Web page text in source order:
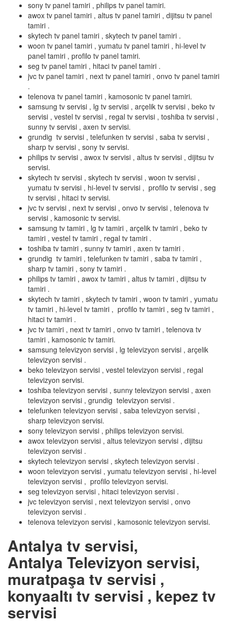
sony tv panel tamiri , philips tv panel tamiri.
awox tv panel tamiri , altus tv panel tamiri , dijitsu tv panel
tamiri .
skytech tv panel tamiri , skytech tv panel tamiri .
woon tv panel tamiri , yumatu tv panel tamiri , hi-level tv
panel tamiri , profilo tv panel tamiri.
seg tv panel tamiri , hitaci tv panel tamiri .
jvc tv panel tamiri , next tv panel tamiri , onvo tv panel tamiri
.
telenova tv panel tamiri , kamosonic tv panel tamiri.
samsung tv servisi , lg tv servisi , arçelik tv servisi , beko tv
servisi , vestel tv servisi , regal tv servisi , toshiba tv servisi ,
sunny tv servisi , axen tv servisi.
grundig tv servisi , telefunken tv servisi , saba tv servisi ,
sharp tv servisi , sony tv servisi.
philips tv servisi , awox tv servisi , altus tv servisi , dijitsu tv
servisi.
skytech tv servisi , skytech tv servisi , woon tv servisi ,
yumatu tv servisi , hi-level tv servisi , profilo tv servisi , seg
tv servisi , hitaci tv servisi.
jvc tv servisi , next tv servisi , onvo tv servisi , telenova tv
servisi , kamosonic tv servisi.
samsung tv tamiri , lg tv tamiri , arçelik tv tamiri , beko tv
tamiri , vestel tv tamiri , regal tv tamiri .
toshiba tv tamiri , sunny tv tamiri , axen tv tamiri .
grundig tv tamiri , telefunken tv tamiri , saba tv tamiri ,
sharp tv tamiri , sony tv tamiri .
philips tv tamiri , awox tv tamiri , altus tv tamiri , dijitsu tv
tamiri .
skytech tv tamiri , skytech tv tamiri , woon tv tamiri , yumatu
tv tamiri , hi-level tv tamiri , profilo tv tamiri , seg tv tamiri ,
hitaci tv tamiri .
jvc tv tamiri , next tv tamiri , onvo tv tamiri , telenova tv
tamiri , kamosonic tv tamiri.
samsung televizyon servisi , lg televizyon servisi , arçelik
televizyon servisi .
beko televizyon servisi , vestel televizyon servisi , regal
televizyon servisi.
toshiba televizyon servisi , sunny televizyon servisi , axen
televizyon servisi , grundig televizyon servisi .
telefunken televizyon servisi , saba televizyon servisi ,
sharp televizyon servisi.
sony televizyon servisi , philips televizyon servisi.
awox televizyon servisi , altus televizyon servisi , dijitsu
televizyon servisi .
skytech televizyon servisi , skytech televizyon servisi .
woon televizyon servisi , yumatu televizyon servisi , hi-level
televizyon servisi , profilo televizyon servisi.
seg televizyon servisi , hitaci televizyon servisi .
jvc televizyon servisi , next televizyon servisi , onvo
televizyon servisi .
telenova televizyon servisi , kamosonic televizyon servisi.
Antalya tv servisi,
Antalya Televizyon servisi,
muratpaşa tv servisi ,
konyaaltı tv servisi , kepez tv
servisi